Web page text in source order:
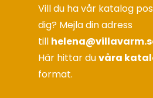
Vill du ha vår katalog
dig? Mejla din adress
till
Här hittar duvåra
format.